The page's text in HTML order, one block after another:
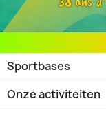
Sportbases
Onze activiteiten